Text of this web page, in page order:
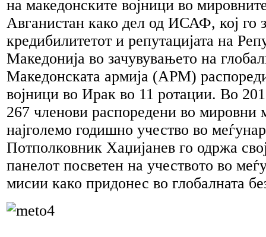
на македонските војници во
Авганистан како дел од ИСАФ, кој го
кредибилитетот и репутацијата на
Македонија во зачувувањето на
Македонската армија (АРМ)
војници во Ирак во 11 ротации. Во
267 членови распоредени во мировни
најголемо годишно учество во
Потполковник Хаџијанев го одржа
панелот посветен на учеството во
мисии како придонес во глобалната